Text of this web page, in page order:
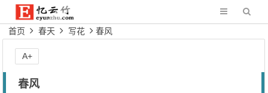
首页 春天 写花 春风
春风
A+